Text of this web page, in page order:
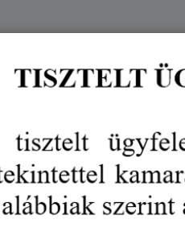
RÓLUNK
Odaadó
Gazdaságfejlesztés